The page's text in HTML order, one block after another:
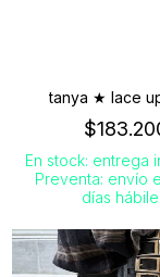
tanya ★ lace
En stock: entrega
Preventa: envío
días